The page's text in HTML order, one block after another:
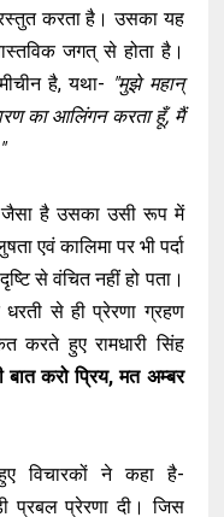
करता है। उसका यह
जगत् से होता है।
है, यथा- "मुझे महान्
का आलिंगन करता हूँ, मैं
जैसा है उसका उसी रूप में
एवं कालिमा पर भी पर्दा
से वंचित नहीं हो पता।
से ही प्रेरणा ग्रहण
करते हुए रामधारी सिंह
बात करो प्रिय, मत अम्बर
विचारकों ने कहा है-
प्रबल प्रेरणा दी। जिस